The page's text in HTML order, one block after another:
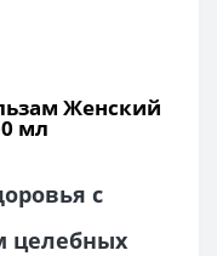
Женский
мл
с
целебных